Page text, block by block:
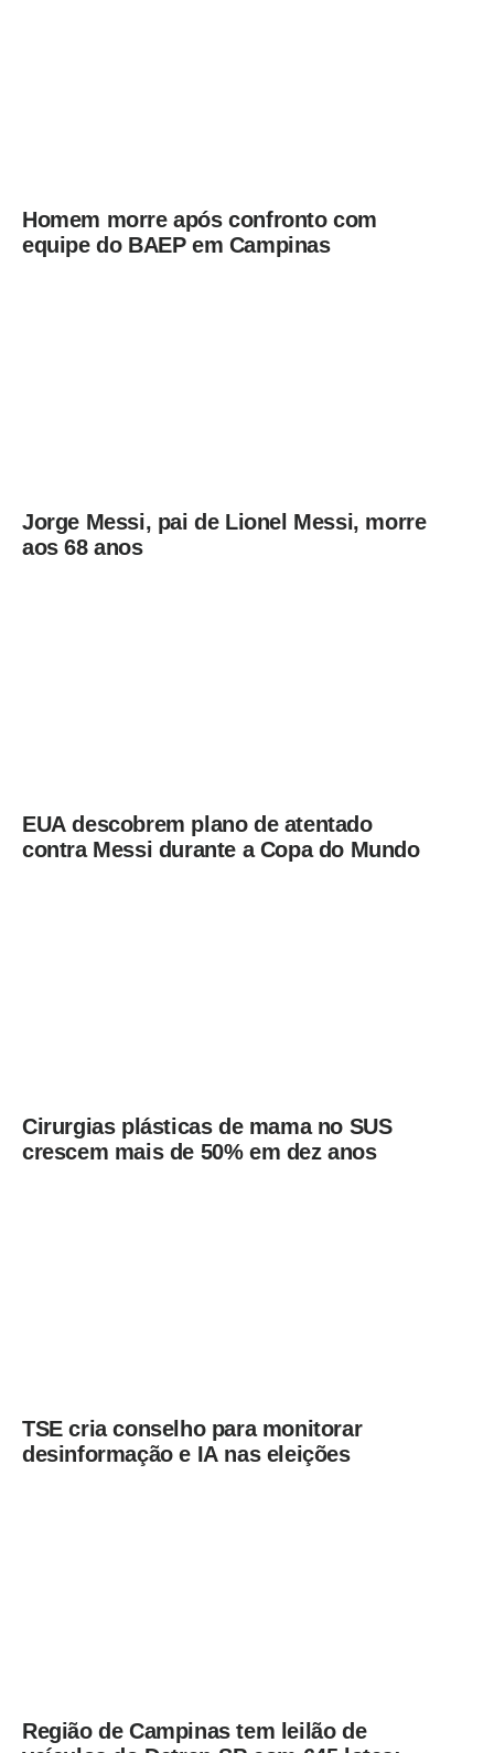
Homem morre após confronto com
equipe do BAEP em Campinas
Jorge Messi, pai de Lionel Messi, morre
aos 68 anos
EUA descobrem plano de atentado
contra Messi durante a Copa do Mundo
Cirurgias plásticas de mama no SUS
crescem mais de 50% em dez anos
TSE cria conselho para monitorar
desinformação e IA nas eleições
Região de Campinas tem leilão de